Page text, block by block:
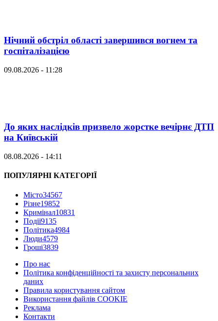
Нічний обстріл області завершився вогнем та
госпіталізацією
09.08.2026 - 11:28
До яких наслідків призвело жорстке вечірнє ДТП
на Київській
08.08.2026 - 14:11
ПОПУЛЯРНІ КАТЕГОРІЇ
Місто34567
Різне19852
Кримінал10831
Події9135
Політика4984
Люди4579
Гроші3839
Про нас
Політика конфіденційності та захисту персональних
даних
Правила користування сайтом
Використання файлів COOKIE
Реклама
Контакти